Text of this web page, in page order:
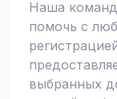
Наша
помочь с
выбранных